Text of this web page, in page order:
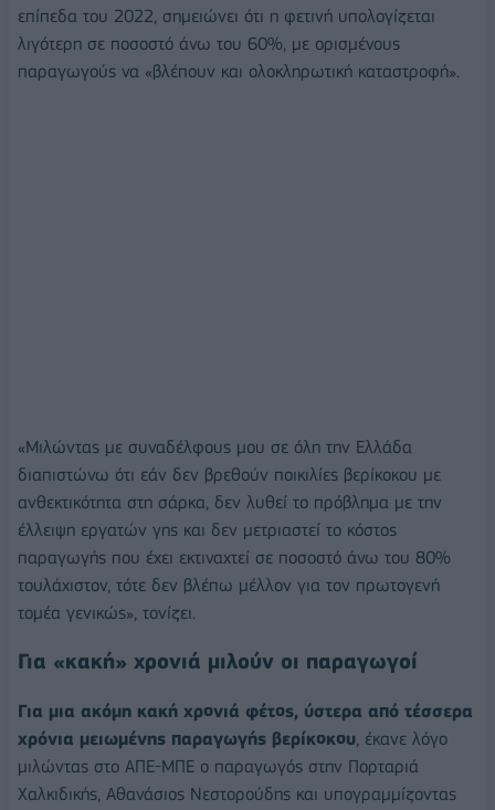
επίπεδα του 2022, σημειώνει ότι η φετινή υπολογίζεται
λιγότερη σε ποσοστό άνω του 60%, με ορισμένους
παραγωγούς να «βλέπουν και ολοκληρωτική καταστροφή».
«Μιλώντας με συναδέλφους μου σε όλη την Ελλάδα
διαπιστώνω ότι εάν δεν βρεθούν ποικιλίες βερίκοκου με
ανθεκτικότητα στη σάρκα, δεν λυθεί το πρόβλημα με την
έλλειψη εργατών γης και δεν μετριαστεί το κόστος
παραγωγής που έχει εκτιναχτεί σε ποσοστό άνω του 80%
τουλάχιστον, τότε δεν βλέπω μέλλον για τον πρωτογενή
τομέα γενικώς», τονίζει.
Για «κακή» χρονιά μιλούν οι παραγωγοί
Για μια ακόμη κακή χρονιά φέτος, ύστερα από τέσσερα
χρόνια μειωμένης παραγωγής βερίκοκου, έκανε λόγο
μιλώντας στο ΑΠΕ-ΜΠΕ ο παραγωγός στην Πορταριά
Χαλκιδικής, Αθανάσιος Νεστορούδης και υπογραμμίζοντας